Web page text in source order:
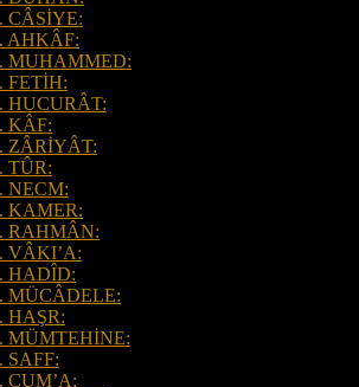
CÂSİYE:
AHKÂF:
MUHAMMED:
FETİH:
HUCURÂT:
KÂF:
ZÂRİYÂT:
TÛR:
NECM:
KAMER:
RAHMÂN:
VÂKI’A:
HADÎD:
MÜCÂDELE:
HAŞR:
MÜMTEHİNE:
SAFF:
CUM’A: